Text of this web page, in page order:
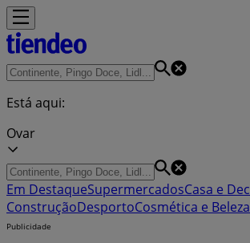
Está aqui:
Ovar
Em DestaqueSupermercadosCasa e
ConstruçãoDesportoCosmética e Beleza
Publicidade